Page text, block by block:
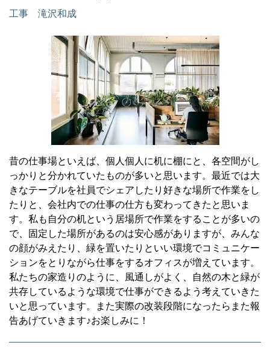
工事 滝沢和成
昔の仕事場といえば、個人個人に机に棚にと、各空間がし
っかりと分かれていたものが多いと思います。最近では大
きなテーブルを社員でシェアしたり好きな場所で作業をし
たりと、会社内での仕事の仕方も変わってきたと思いま
す。私も自分の机という居場所で作業をすることが多いの
で、固定した場所があるのは安心感がありますが、みんな
の顔がみえたり、緑を置いたりといい環境でコミュニケー
ションをとりながら仕事をするオフィスが増えています。
私たちの家造りのように、風通しがよく、自然の木と緑が
共存しているような環境で仕事ができるよう考えていきた
いと思っています。また実際の改装段階になったらまた報
告あげていきます♪お楽しみに！